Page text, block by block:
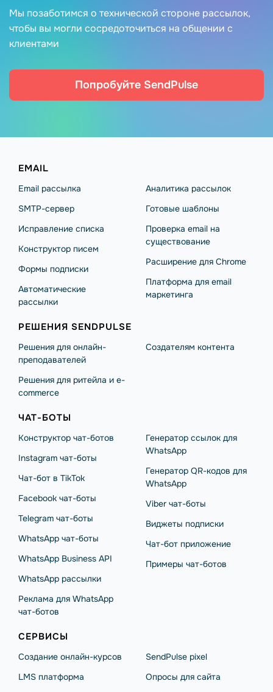
Мы позаботимся о технической стороне рассылок,
чтобы вы могли сосредоточиться на общении с
клиентами
Попробуйте SendPulse
EMAIL
Email рассылка
SMTP-сервер
Исправление списка
Конструктор писем
Формы подписки
Автоматические
рассылки
Аналитика рассылок
Готовые шаблоны
Проверка email на
существование
Расширение для Chrome
Платформа для email
маркетинга
РЕШЕНИЯ SENDPULSE
Решения для онлайн-
преподавателей
Решения для ритейла и e-
commerce
Создателям контента
ЧАТ-БОТЫ
Конструктор чат-ботов
Instagram чат-боты
Чат-бот в TikTok
Facebook чат-боты
Telegram чат-боты
WhatsApp чат-боты
WhatsApp Business API
WhatsApp рассылки
Реклама для WhatsApp
чат-ботов
Генератор ссылок для
WhatsApp
Генератор QR-кодов для
WhatsApp
Viber чат-боты
Виджеты подписки
Чат-бот приложение
Примеры чат-ботов
СЕРВИСЫ
Создание онлайн-курсов
LMS платформа
SendPulse pixel
Опросы для сайта